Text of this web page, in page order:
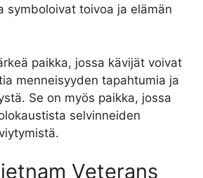
symboloivat toivoa ja elämän
paikka, jossa kävijät voivat
menneisyyden tapahtumia ja
Se on myös paikka, jossa
selvinneiden
Veterans